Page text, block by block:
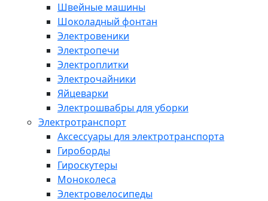
Швейные машины
Шоколадный фонтан
Электровеники
Электропечи
Электроплитки
Электрочайники
Яйцеварки
Электрошвабры для уборки
Электротранспорт
Аксессуары для электротранспорта
Гироборды
Гироскутеры
Моноколеса
Электровелосипеды